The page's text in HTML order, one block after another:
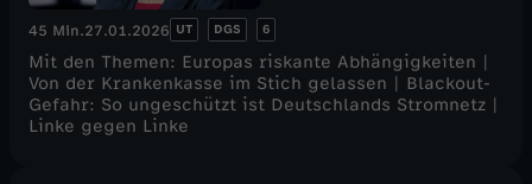
45 Min.27.01.2026 UT DGS 6
Mit den Themen: Europas riskante Abhängigkeiten |
Von der Krankenkasse im Stich gelassen | Blackout-
Gefahr: So ungeschützt ist Deutschlands Stromnetz |
Linke gegen Linke